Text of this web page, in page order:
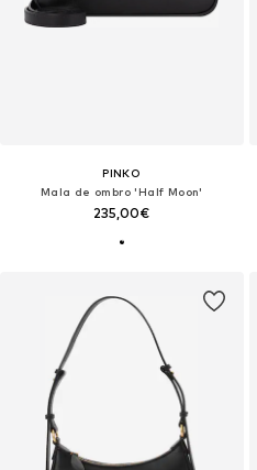
PINKO
Mala de ombro 'Half Moon'
235,00€